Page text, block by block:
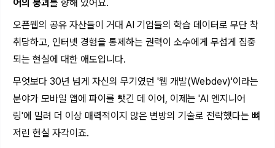
어의 붕괴 를 향해 있어요.
오픈웹의 공유 자산들이 거대 AI 기업들의 학습 데이터로 무단 착
취당하고, 인터넷 경험을 통제하는 권력이 소수에게 무섭게 집중
되는 현실에 대한 애도입니다.
무엇보다 30년 넘게 자신의 무기였던 '웹 개발(Webdev)'이라는
분야가 모바일 앱에 파이를 뺏긴 데 이어, 이제는 'AI 엔지니어
링'에 밀려 더 이상 매력적이지 않은 변방의 기술로 전락했다는 뼈
저린 현실 자각이죠.